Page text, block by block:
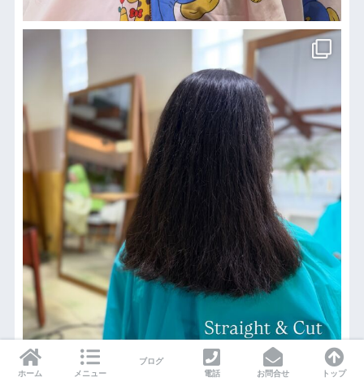
ホーム メニュー
ブログ
電話
お問合せ トップ